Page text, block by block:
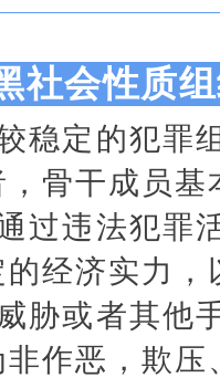
社会性质
较稳定的犯罪
骨干成员基
过违法犯
经济实力
胁或者其
作恶，欺压